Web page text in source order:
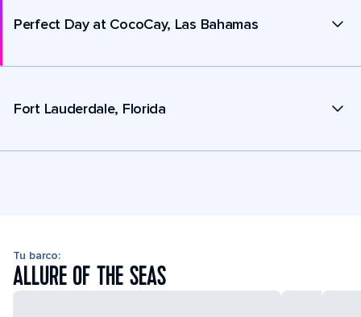
Perfect Day at CocoCay, Las Bahamas
Fort Lauderdale, Florida
Tu barco:
ALLURE OF THE SEAS